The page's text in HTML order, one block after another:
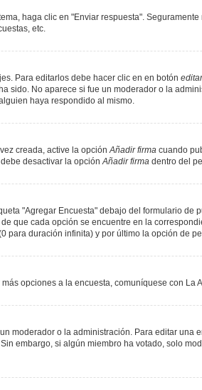
haga clic en "Enviar respuesta".
etc.
Para editarlos debe hacer clic en en botón editar
sido. No aparece si fue un moderador o la
haya respondido al mismo.
creada, active la opciónAñadir firma cuando
desactivar la opciónAñadir firma dentro del
"Agregar Encuesta" debajo del formulario
que cada opción se encuentre en la
duración infinita) y por último la opción de
opciones a la encuesta, comuníquese con La
moderador o la administración. Para editar
embargo, si algún miembro ha votado, solo